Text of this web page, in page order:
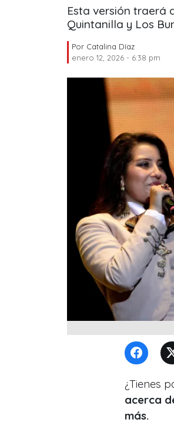
Esta versión traerá
Quintanilla y Los
Por Catalina Díaz
enero 12, 2026 - 6:38 pm
¿Tienes
acerca
más.